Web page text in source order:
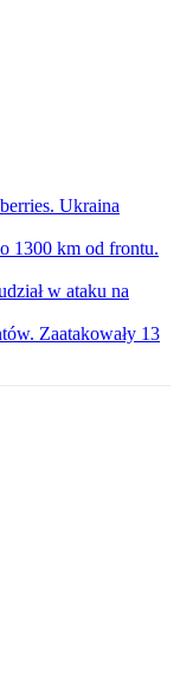
Ukraina
1300 km od frontu.
w ataku na
Zaatakowały 13